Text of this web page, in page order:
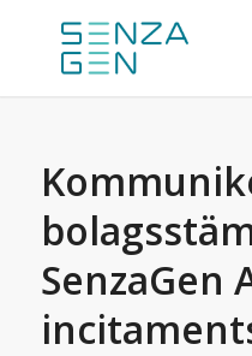
SenzaGen